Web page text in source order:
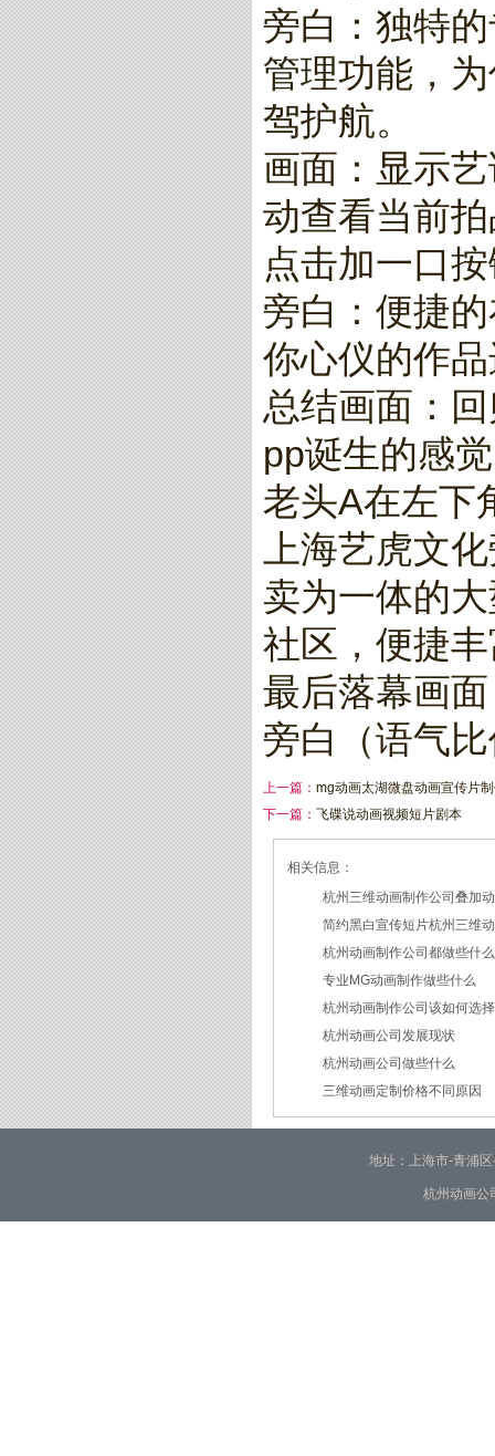
旁白：独特
管理功能，
驾护航。
画面：显示
动查看当前
点击加一口
旁白：便捷
你心仪的作
总结画面：
pp诞生的感
老头A在左下
上海艺虎文
卖为一体的
社区，便捷
最后落幕画
旁白（语气
上一篇： mg动画太湖微盘动画宣传片
下一篇： 飞碟说动画视频短片剧本
相关信息：
杭州三维动画制作公司叠加
2026/07/27
简约黑白宣传短片杭州三维
2026/07/23
杭州动画制作公司都做些什
2026/03/18
专业MG动画制作做些什么
2026/03/16
杭州动画制作公司该如何选择
2026/03/05
杭州动画公司发展现状
2026/03/03
杭州动画公司做些什么
2026/02/28
三维动画定制价格不同原因
2026/02/02
地址：上海市-青浦
杭州动画公